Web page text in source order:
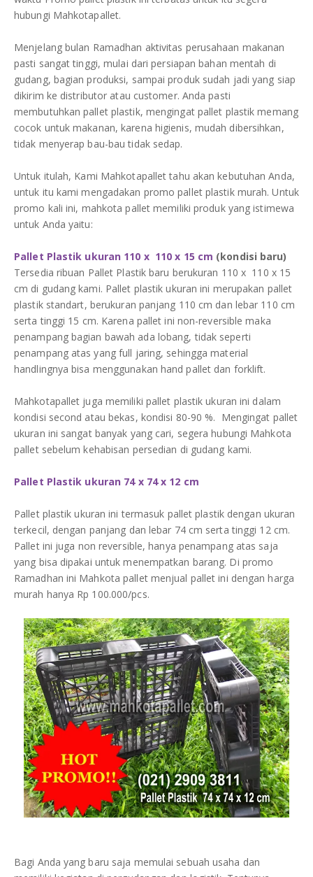
hubungi Mahkotapallet.
Menjelang bulan Ramadhan aktivitas perusahaan makanan
pasti sangat tinggi, mulai dari persiapan bahan mentah di
gudang, bagian produksi, sampai produk sudah jadi yang siap
dikirim ke distributor atau customer. Anda pasti
membutuhkan pallet plastik, mengingat pallet plastik memang
cocok untuk makanan, karena higienis, mudah dibersihkan,
tidak menyerap bau-bau tidak sedap.
Untuk itulah, Kami Mahkotapallet tahu akan kebutuhan Anda,
untuk itu kami mengadakan promo pallet plastik murah. Untuk
promo kali ini, mahkota pallet memiliki produk yang istimewa
untuk Anda yaitu:
Pallet Plastik ukuran 110 x 110 x 15 cm (kondisi baru)
Tersedia ribuan Pallet Plastik baru berukuran 110 x 110 x 15
cm di gudang kami. Pallet plastik ukuran ini merupakan pallet
plastik standart, berukuran panjang 110 cm dan lebar 110 cm
serta tinggi 15 cm. Karena pallet ini non-reversible maka
penampang bagian bawah ada lobang, tidak seperti
penampang atas yang full jaring, sehingga material
handlingnya bisa menggunakan hand pallet dan forklift.
Mahkotapallet juga memiliki pallet plastik ukuran ini dalam
kondisi second atau bekas, kondisi 80-90 %. Mengingat pallet
ukuran ini sangat banyak yang cari, segera hubungi Mahkota
pallet sebelum kehabisan persedian di gudang kami.
Pallet Plastik ukuran 74 x 74 x 12 cm
Pallet plastik ukuran ini termasuk pallet plastik dengan ukuran
terkecil, dengan panjang dan lebar 74 cm serta tinggi 12 cm.
Pallet ini juga non reversible, hanya penampang atas saja
yang bisa dipakai untuk menempatkan barang. Di promo
Ramadhan ini Mahkota pallet menjual pallet ini dengan harga
murah hanya Rp 100.000/pcs.
Bagi Anda yang baru saja memulai sebuah usaha dan